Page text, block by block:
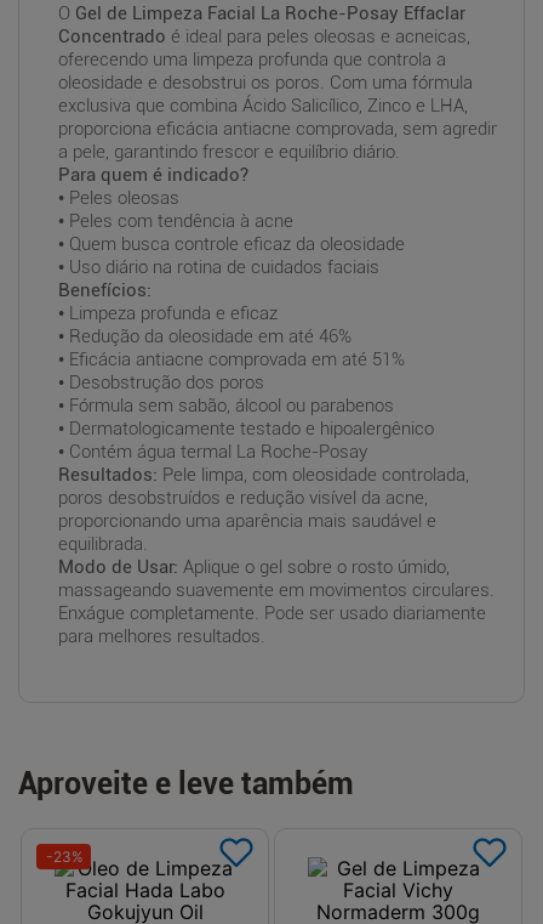
O Gel de Limpeza Facial La Roche-Posay Effaclar
Concentrado é ideal para peles oleosas e acneicas,
oferecendo uma limpeza profunda que controla a
oleosidade e desobstrui os poros. Com uma fórmula
exclusiva que combina Ácido Salicílico, Zinco e LHA,
proporciona eficácia antiacne comprovada, sem agredir
a pele, garantindo frescor e equilíbrio diário.
Para quem é indicado?
• Peles oleosas
• Peles com tendência à acne
• Quem busca controle eficaz da oleosidade
• Uso diário na rotina de cuidados faciais
Benefícios:
• Limpeza profunda e eficaz
• Redução da oleosidade em até 46%
• Eficácia antiacne comprovada em até 51%
• Desobstrução dos poros
• Fórmula sem sabão, álcool ou parabenos
• Dermatologicamente testado e hipoalergênico
• Contém água termal La Roche-Posay
Resultados: Pele limpa, com oleosidade controlada,
poros desobstruídos e redução visível da acne,
proporcionando uma aparência mais saudável e
equilibrada.
Modo de Usar: Aplique o gel sobre o rosto úmido,
massageando suavemente em movimentos circulares.
Enxágue completamente. Pode ser usado diariamente
para melhores resultados.
Aproveite e leve também
-23%